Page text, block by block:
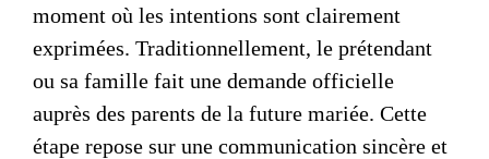
moment où les intentions sont clairement
exprimées. Traditionnellement, le prétendant
ou sa famille fait une demande officielle
auprès des parents de la future mariée. Cette
étape repose sur une communication sincère et